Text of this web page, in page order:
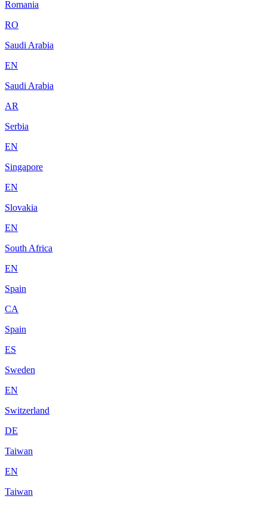
Romania
RO
Saudi Arabia
EN
Saudi Arabia
AR
Serbia
EN
Singapore
EN
Slovakia
EN
South Africa
EN
Spain
CA
Spain
ES
Sweden
EN
Switzerland
DE
Taiwan
EN
Taiwan